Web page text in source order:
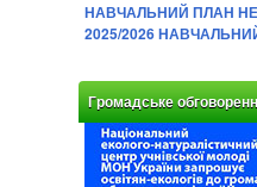
НАВЧАЛЬНИЙ ПЛАН
2025/2026
Громадське